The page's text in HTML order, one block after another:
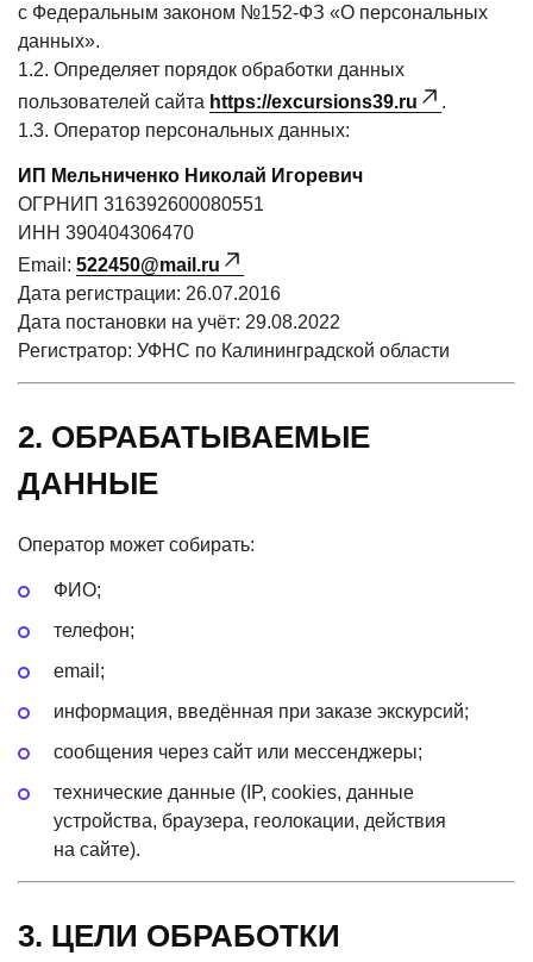
с Федеральным законом №152-ФЗ «О персональных
данных».
1.2. Определяет порядок обработки данных
пользователей сайта https://excursions39.ru
.
1.3. Оператор персональных данных:
ИП Мельниченко Николай Игоревич
ОГРНИП 316392600080551
ИНН 390404306470
Email: 522450@mail.ru
Дата регистрации: 26.07.2016
Дата постановки на учёт: 29.08.2022
Регистратор: УФНС по Калининградской области
2. ОБРАБАТЫВАЕМЫЕ
ДАННЫЕ
Оператор может собирать:
ФИО;
телефон;
email;
информация, введённая при заказе экскурсий;
сообщения через сайт или мессенджеры;
технические данные (IP, cookies, данные
устройства, браузера, геолокации, действия
на сайте).
3. ЦЕЛИ ОБРАБОТКИ